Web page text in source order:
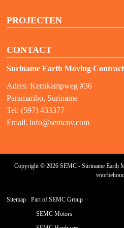
PROJECTEN
CONTACT
Suriname Earth Moving
Adres: Kernkampweg #36
Paramaribo, Suriname
Tel: (597) 433377
Email: info@semcnv.com
Copyright © 2026 SEMC - Suriname Earth
Sitemap
Part of SEMC Group
SEMC Motors